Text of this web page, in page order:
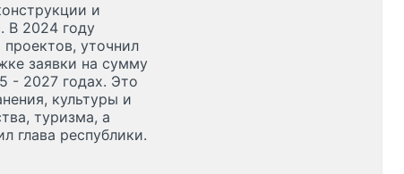
и
В 2024 году
уточнил
заявки на сумму
- 2027 годах. Это
культуры и
туризма, а
глава республики.